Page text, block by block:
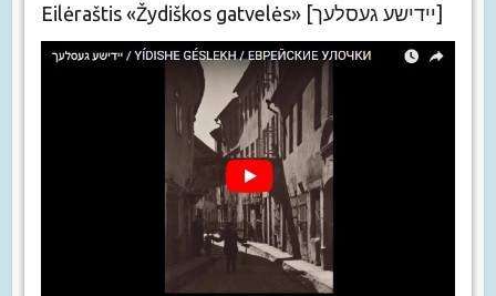
Eilėraštis «Žydiškos gatvelės» [יידישע געסלעך]